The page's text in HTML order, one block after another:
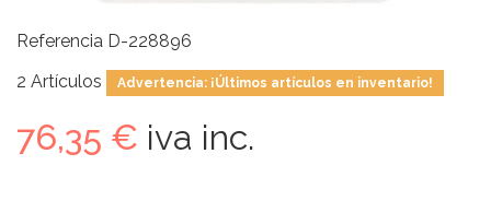
Referencia D-228896
2 Artículos Advertencia: ¡Últimos artículos en inventario!
76,35 € iva inc.